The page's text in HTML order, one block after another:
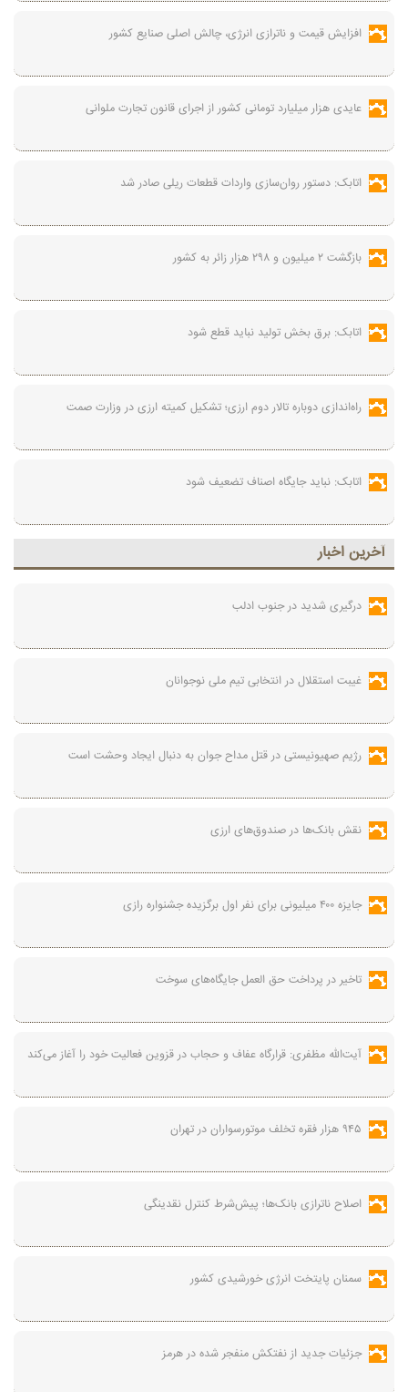
افزایش قیمت و ناترازی انرژی، چالش اصلی صنایع کشور
عایدی هزار میلیارد تومانی کشور از اجرای قانون تجارت ملوانی
اتابک: دستور روان‌سازی واردات قطعات ریلی صادر شد
بازگشت ۲ میلیون و ۲۹۸ هزار زائر به کشور
اتابک: برق بخش تولید نباید قطع شود
راه‌اندازی دوباره تالار دوم ارزی؛ تشکیل کمیته ارزی در وزارت صمت
اتابک: نباید جایگاه اصناف تضعیف شود
آخرين اخبار
درگیری شدید در جنوب ادلب
غیبت استقلال در انتخابی تیم ملی نوجوانان
رژیم صهیونیستی در قتل مداح جوان به دنبال ایجاد وحشت است
نقش بانک‌ها در صندوق‌های ارزی
جایزه ۴۰۰ میلیونی برای نفر اول برگزیده جشنواره رازی
تاخیر در پرداخت حق العمل جایگاه‌های سوخت
آیت‌الله مظفری: قرارگاه عفاف و حجاب در قزوین فعالیت خود را آغاز می‌کند
۹۴۵ هزار فقره تخلف موتورسواران در تهران
اصلاح ناترازی بانک‌ها؛ پیش‌شرط کنترل نقدینگی
سمنان پایتخت انرژی خورشیدی کشور
جزئیات جدید از نفتکش منفجر شده در هرمز